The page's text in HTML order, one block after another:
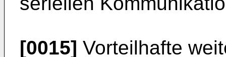
[0015] Vorteilhafte